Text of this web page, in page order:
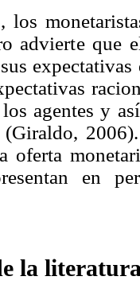
los
advierte que
agentes y
oferta
en
la